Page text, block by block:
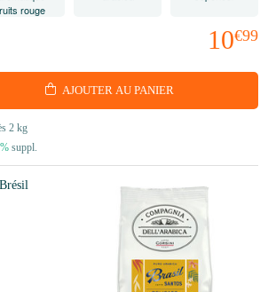
10€99
AJOUTER AU PANIER
2 kg
suppl.